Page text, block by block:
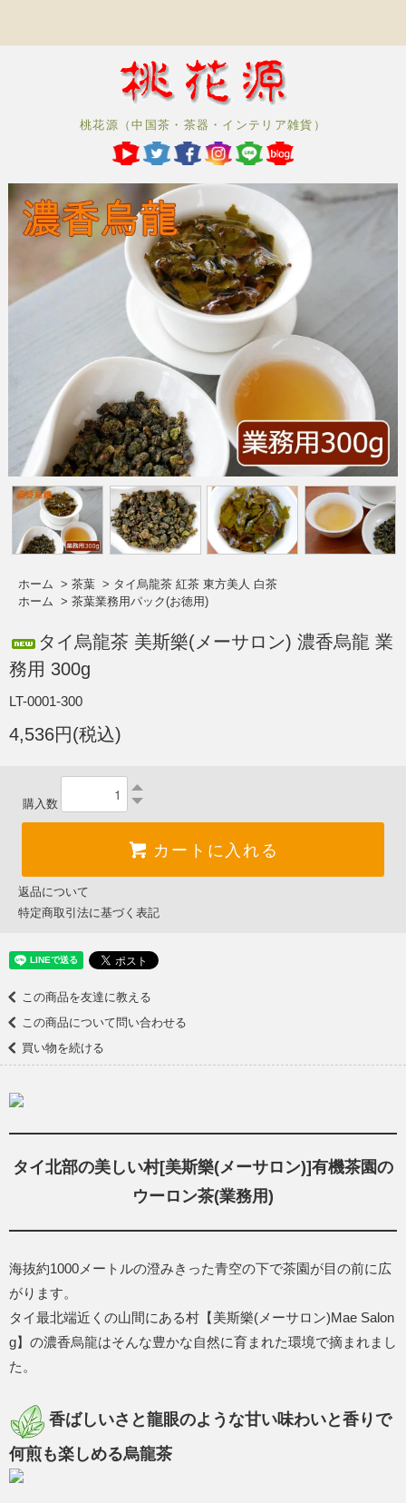
桃花源（中国茶・茶器・インテリア雑貨）
ホーム > 茶葉 > タイ烏龍茶 紅茶 東方美人 白茶
ホーム > 茶葉業務用パック(お徳用)
タイ烏龍茶 美斯樂(メーサロン) 濃香烏龍 業
務用 300g
LT-0001-300
4,536円(税込)
購入数
カートに入れる
返品について
特定商取引法に基づく表記
この商品を友達に教える
この商品について問い合わせる
買い物を続ける
タイ北部の美しい村[美斯樂(メーサロン)]有機茶園の
ウーロン茶(業務用)
海抜約1000メートルの澄みきった青空の下で茶園が目の前に広
がります。
タイ最北端近くの山間にある村【美斯樂(メーサロン)Mae Salon
g】の濃香烏龍はそんな豊かな自然に育まれた環境で摘まれまし
た。
香ばしいさと龍眼のような甘い味わいと香りで
何煎も楽しめる烏龍茶